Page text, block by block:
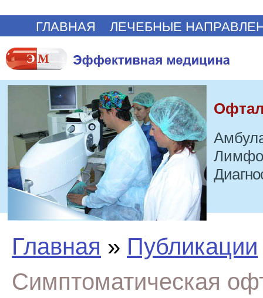
ГЛАВНАЯ ЛЕЧЕБНЫЕ
Главная » Публикации
Симптоматическая